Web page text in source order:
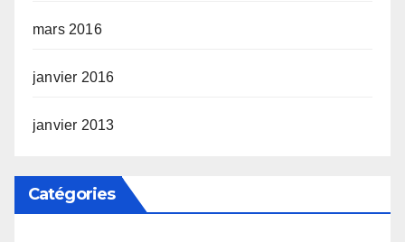
mars 2016
janvier 2016
janvier 2013
Catégories